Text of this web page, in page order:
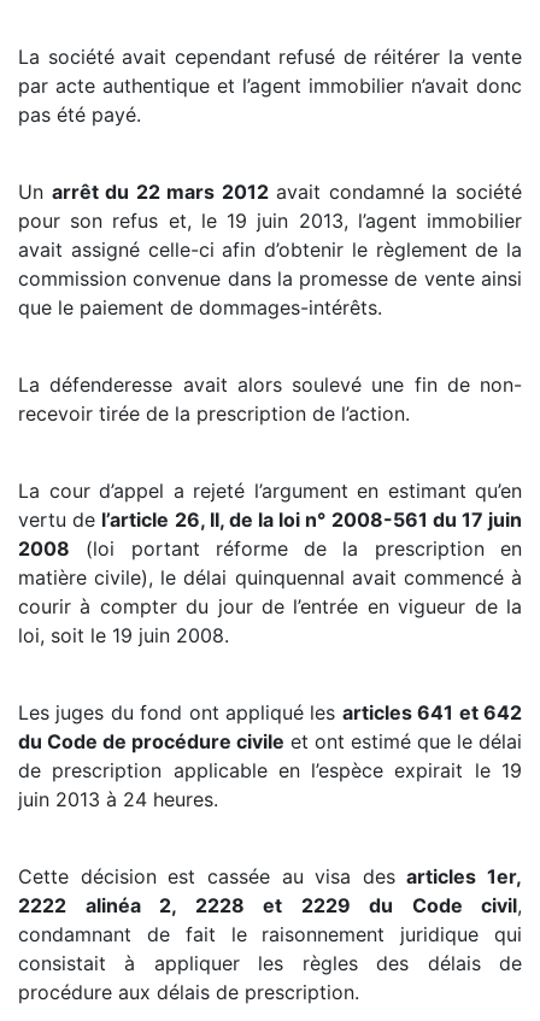
La société avait cependant refusé de réitérer la vente
par acte authentique et l’agent immobilier n’avait donc
pas été payé.
Un arrêt du 22 mars 2012avait condamné la société
pour son refus et, le 19 juin 2013, l’agent immobilier
avait assigné celle-ci afin d’obtenir le règlement de la
commission convenue dans la promesse de vente ainsi
que le paiement de dommages-intérêts.
La défenderesse avait alors soulevé une fin de non-
recevoir tirée de la prescription de l’action.
La cour d’appel a rejeté l’argument en estimant qu’en
vertu de l’article 26, II, de la loi n° 2008-561 du 17 juin
2008 (loi portant réforme de la prescription en
matière civile), le délai quinquennal avait commencé à
courir à compter du jour de l’entrée en vigueur de la
loi, soit le 19 juin 2008.
Les juges du fond ont appliqué les articles 641 et 642
du Code de procédure civile et ont estimé que le délai
de prescription applicable en l’espèce expirait le 19
juin 2013 à 24 heures.
Cette décision est cassée au visa desarticles 1er,
2222 alinéa 2, 2228 et 2229 du Code civil,
condamnant de fait le raisonnement juridique qui
consistait à appliquer les règles des délais de
procédure aux délais de prescription.